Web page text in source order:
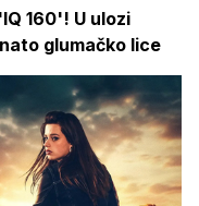
160'! U ulozi
glumačko lice